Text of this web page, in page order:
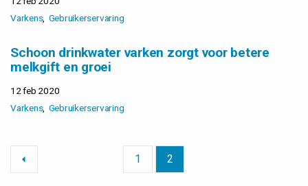
Varkens Gebruikerservaring
Schoon drinkwater varken zorgt voor betere
melkgift en groei
12 feb 2020
Varkens Gebruikerservaring
1 2